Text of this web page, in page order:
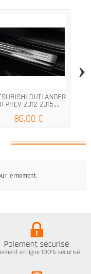
OUTLANDER
PHEV 2012 2015,...
86,00 €
›
le moment.
Paiement sécurisé
en ligne 100% sécurisé